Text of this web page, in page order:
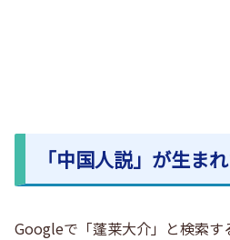
「中国人説」が生ま
Googleで「蓬莱大介」と検索す